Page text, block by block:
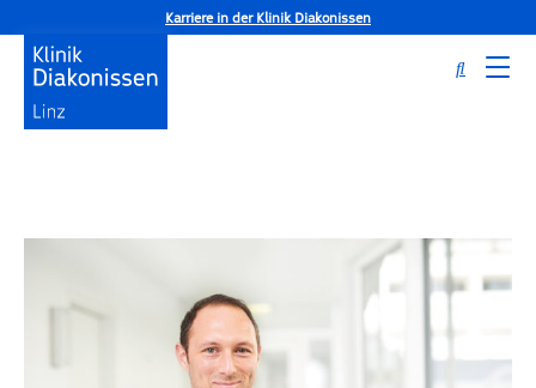
Karriere in der Klinik Diakonissen
Dr. Markus Schreiner